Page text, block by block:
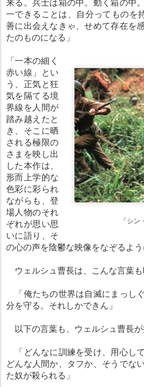
一できることは、自分ってものを
善に出会えなきゃ、せめて存在を
たのものになる」
「シ
「一本の細く
赤い線」とい
う、正気と狂
気を隔てる境
界線を人間が
踏み越えたと
き、そこに晒
される極限の
さまを映し出
した本作は、
形而上学的な
色彩に彩られ
ながらも、登
場人物のそれ
ぞれが思い思
いに語り、そ
の心の声を陰鬱な映像をなぞるよう
ウェルシュ曹長は、こんな言葉も
「俺たちの世界は自滅にまっし
分を守る。それしかできん」
以下の言葉も、ウェルシュ曹長が
「どんなに訓練を受け、用心し
どんな人間か、タフか、そうでな
た奴が殺られる」